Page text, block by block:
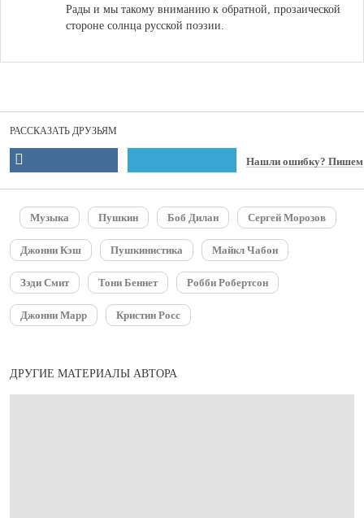
Рады и мы такому вниманию к обратной, прозаической
стороне солнца русской поэзии.
РАССКАЗАТЬ ДРУЗЬЯМ
Нашли ошибку? Пишем
Музыка Пушкин Боб Дилан Сергей Морозов
Джонни Кэш Пушкинистика Майкл Чабон
Зэди Смит Тони Беннет Робби Робертсон
Джонни Марр Кристин Росс
ДРУГИЕ МАТЕРИАЛЫ АВТОРА